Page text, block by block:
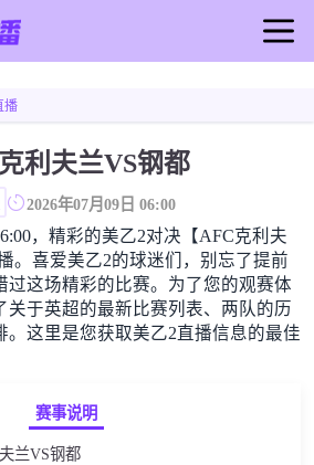
播
利夫兰VS钢都
2026年07月09日 06:00
，精彩的美乙2对决【AFC克利夫
。喜爱美乙2的球迷们，别忘了提前
过这场精彩的比赛。为了您的观赛体
关于英超的最新比赛列表、两队的历
。这里是您获取美乙2直播信息的最佳
赛事说明
兰VS钢都